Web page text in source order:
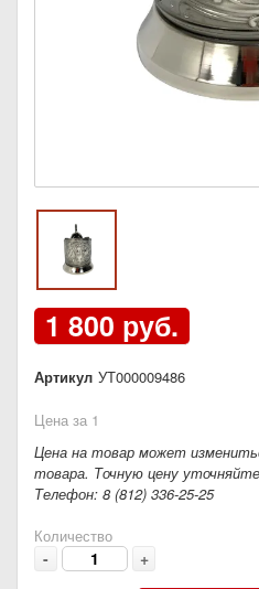
1 800 руб.
Артикул УТ000009486
Цена за 1
Цена на товар может
товара. Точную цену
Телефон: 8 (812) 336-25-25
Количество
- +